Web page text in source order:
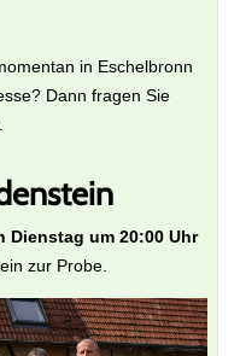
in Eschelbronn
Dann fragen Sie
Dienstag um 20:00 Uhr
zur Probe.